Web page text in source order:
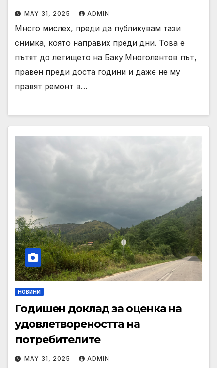
MAY 31, 2025 ADMIN
Много мислех, преди да публикувам тази
снимка, която направих преди дни. Това е
пътят до летището на Баку.Многолентов път,
правен преди доста години и даже не му
правят ремонт в…
НОВИНИ
Годишен доклад за оценка на
удовлетвореността на
потребителите
MAY 31, 2025 ADMIN